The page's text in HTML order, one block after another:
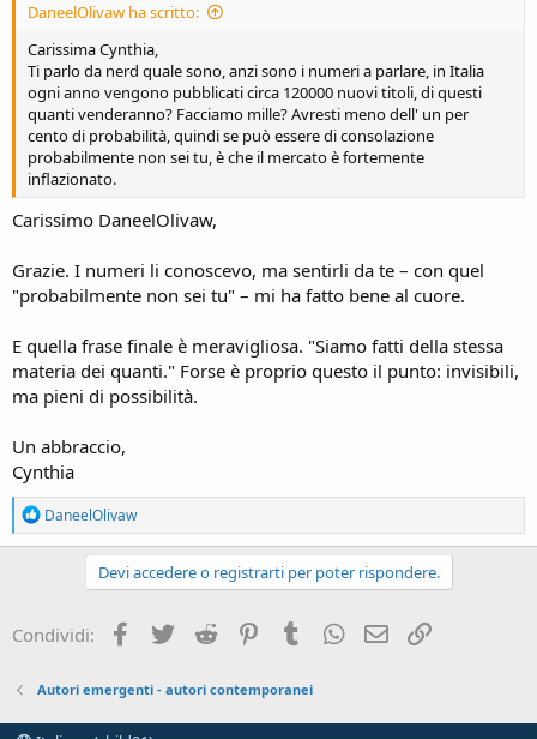
DaneelOlivaw ha scritto:
Carissima Cynthia,
Ti parlo da nerd quale sono, anzi sono i numeri a parlare, in Italia
ogni anno vengono pubblicati circa 120000 nuovi titoli, di questi
quanti venderanno? Facciamo mille? Avresti meno dell' un per
cento di probabilità, quindi se può essere di consolazione
probabilmente non sei tu, è che il mercato è fortemente
inflazionato.
Carissimo DaneelOlivaw,
Grazie. I numeri li conoscevo, ma sentirli da te – con quel
"probabilmente non sei tu" – mi ha fatto bene al cuore.
E quella frase finale è meravigliosa. "Siamo fatti della stessa
materia dei quanti." Forse è proprio questo il punto: invisibili,
ma pieni di possibilità.
Un abbraccio,
Cynthia
R
e
a
o
n
:
DaneelOlivaw
Devi accedere o registrarti per poter rispondere.
Condividi: Facebook
Twitter Reddit PinterestTumblrWhatsApp
e-mail
Autori emergenti - autori contemporanei